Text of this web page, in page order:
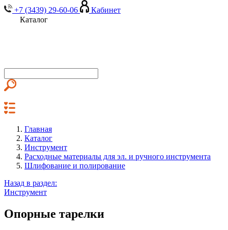
+7 (3439) 29-60-06
Кабинет
Каталог
Главная
Каталог
Инструмент
Расходные материалы для эл. и ручного инструмента
Шлифование и полирование
Назад в раздел:
Инструмент
Опорные тарелки